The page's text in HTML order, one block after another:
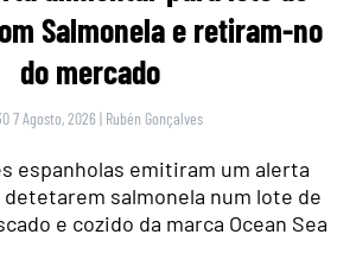
Salmonela e retiram-no
do mercado
7 Agosto, 2026 | Rubén Gonçalves
espanholas emitiram um alerta
salmonela num lote de
e cozido da marca Ocean Sea